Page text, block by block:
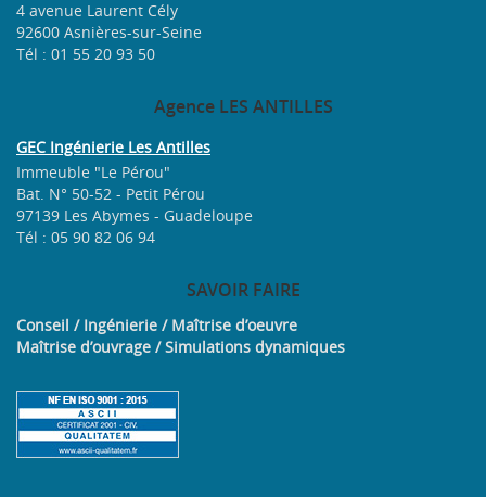
4 avenue Laurent Cély
92600 Asnières-sur-Seine
Tél : 01 55 20 93 50
AgenceLES ANTILLES
GEC Ingénierie Les Antilles
Immeuble "Le Pérou"
Bat. N° 50-52 - Petit Pérou
97139 Les Abymes - Guadeloupe
Tél : 05 90 82 06 94
SAVOIRFAIRE
Conseil / Ingénierie / Maîtrise d’oeuvre
Maîtrise d’ouvrage / Simulations dynamiques